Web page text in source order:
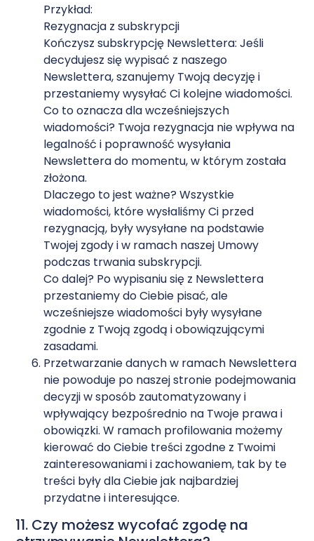
Przykład:
Rezygnacja z subskrypcji
Kończysz subskrypcję Newslettera: Jeśli
decydujesz się wypisać z naszego
Newslettera, szanujemy Twoją decyzję i
przestaniemy wysyłać Ci kolejne wiadomości.
Co to oznacza dla wcześniejszych
wiadomości? Twoja rezygnacja nie wpływa na
legalność i poprawność wysyłania
Newslettera do momentu, w którym została
złożona.
Dlaczego to jest ważne? Wszystkie
wiadomości, które wysłaliśmy Ci przed
rezygnacją, były wysyłane na podstawie
Twojej zgody i w ramach naszej Umowy
podczas trwania subskrypcji.
Co dalej? Po wypisaniu się z Newslettera
przestaniemy do Ciebie pisać, ale
wcześniejsze wiadomości były wysyłane
zgodnie z Twoją zgodą i obowiązującymi
zasadami.
Przetwarzanie danych w ramach Newslettera
nie powoduje po naszej stronie podejmowania
decyzji w sposób zautomatyzowany i
wpływający bezpośrednio na Twoje prawa i
obowiązki. W ramach profilowania możemy
kierować do Ciebie treści zgodne z Twoimi
zainteresowaniami i zachowaniem, tak by te
treści były dla Ciebie jak najbardziej
przydatne i interesujące.
11. Czy możesz wycofać zgodę na